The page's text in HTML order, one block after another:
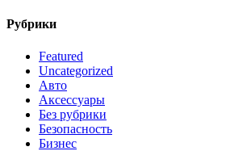
Рубрики
Featured
Uncategorized
Авто
Аксессуары
Без рубрики
Безопасность
Бизнес